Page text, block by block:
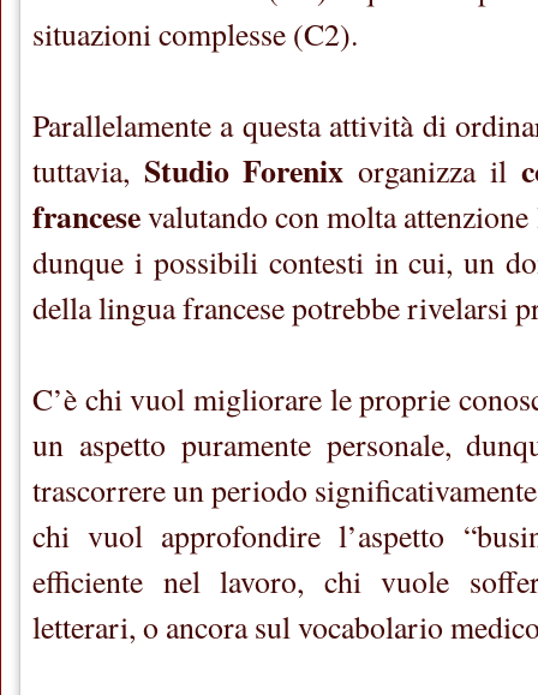
situazioni complesse (C2).
Parallelamente a questa attività di
tuttavia, Studio Forenix organizza il
francesevalutando con molta
dunque i possibili contesti in cui, un
della lingua francese potrebbe rivelarsi
C’è chi vuol migliorare le proprie
un aspetto puramente personale,
trascorrere un periodo
chi vuol approfondire l’aspetto
efficiente nel lavoro, chi vuole
letterari, o ancora sul vocabolario